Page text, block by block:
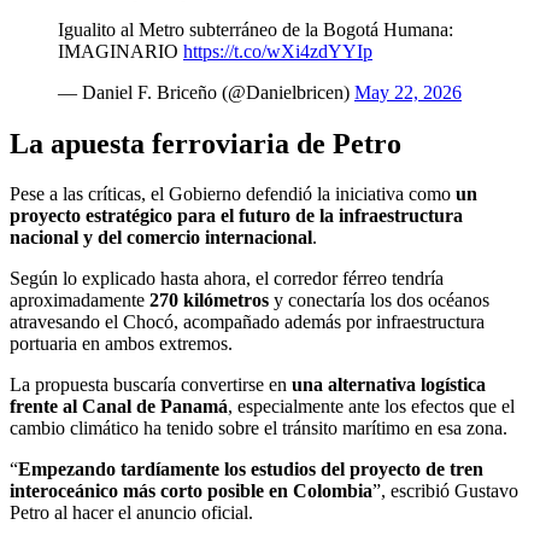
Igualito al Metro subterráneo de la Bogotá Humana:
IMAGINARIO https://t.co/wXi4zdYYIp
— Daniel F. Briceño (@Danielbricen) May 22, 2026
La apuesta ferroviaria de Petro
Pese a las críticas, el Gobierno defendió la iniciativa como un
proyecto estratégico para el futuro de la infraestructura
nacional y del comercio internacional.
Según lo explicado hasta ahora, el corredor férreo tendría
aproximadamente 270 kilómetros y conectaría los dos océanos
atravesando el Chocó, acompañado además por infraestructura
portuaria en ambos extremos.
La propuesta buscaría convertirse en una alternativa logística
frente al Canal de Panamá, especialmente ante los efectos que el
cambio climático ha tenido sobre el tránsito marítimo en esa zona.
“Empezando tardíamente los estudios del proyecto de tren
interoceánico más corto posible en Colombia”, escribió Gustavo
Petro al hacer el anuncio oficial.